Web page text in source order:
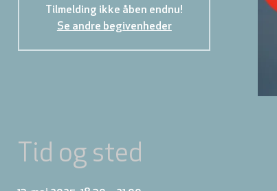
Tilmelding ikke åben endnu!
Se andre begivenheder
Tid og sted